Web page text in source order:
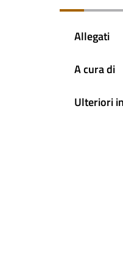
Allegati
A cura di
Ulteriori